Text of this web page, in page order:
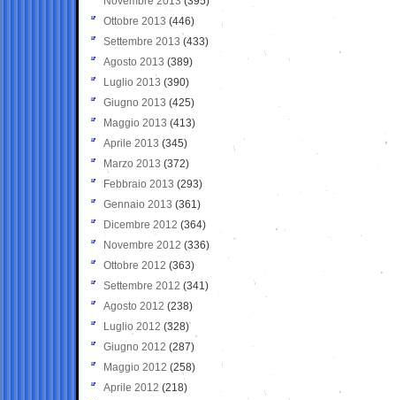
Ottobre 2013 (446)
Settembre 2013 (433)
Agosto 2013 (389)
Luglio 2013 (390)
Giugno 2013 (425)
Maggio 2013 (413)
Aprile 2013 (345)
Marzo 2013 (372)
Febbraio 2013 (293)
Gennaio 2013 (361)
Dicembre 2012 (364)
Novembre 2012 (336)
Ottobre 2012 (363)
Settembre 2012 (341)
Agosto 2012 (238)
Luglio 2012 (328)
Giugno 2012 (287)
Maggio 2012 (258)
Aprile 2012 (218)